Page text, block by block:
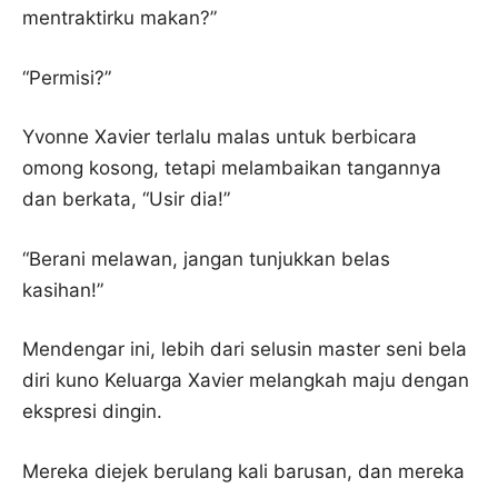
mentraktirku makan?”
“Permisi?”
Yvonne Xavier terlalu malas untuk berbicara
omong kosong, tetapi melambaikan tangannya
dan berkata, “Usir dia!”
“Berani melawan, jangan tunjukkan belas
kasihan!”
Mendengar ini, lebih dari selusin master seni bela
diri kuno Keluarga Xavier melangkah maju dengan
ekspresi dingin.
Mereka diejek berulang kali barusan, dan mereka